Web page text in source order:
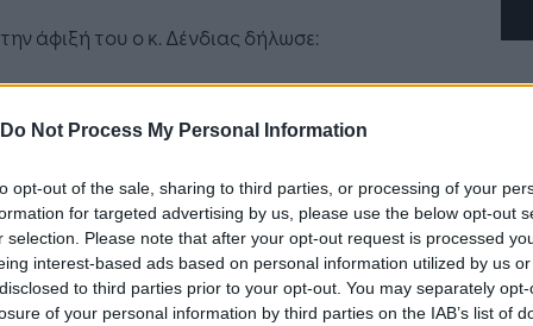
Do Not Process My Personal Information
opt-out of the sale, sharing to third parties, or processing of your
for targeted advertising by us, please use the below opt-out
selection. Please note that after your opt-out request is processed
interest-based ads based on personal information utilized by us
to third parties prior to your opt-out. You may separately
of your personal information by third parties on the IAB’s list of
άφιξή του ο κ. Δένδιας δήλωσε:
έχουμε να συζητήσουμε σήμερα το
Paper το οποίο θα παρουσιάσει ο κ. Borrell
με τις επιλογές μας για την επιβολή
στην Τουρκία, εξαιτίας της
της στα Βαρώσια. Δηλαδή
του γεγονότος ότι αγνοεί το Διεθνές Δίκαιο
πλαίσιο που θέτουν οι Αποφάσεις του
Ασφαλείας των Ηνωμένων Εθνών.